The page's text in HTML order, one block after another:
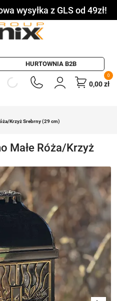
wysyłka z GLS od 49zł!
HURTOWNIA B2B
0
0,00zł
Krzyż Srebrny (29 cm)
Małe Róża/Krzyż